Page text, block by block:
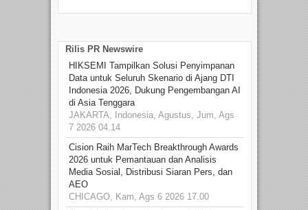
Rilis PR Newswire
HIKSEMI Tampilkan Solusi Penyimpanan
Data untuk Seluruh Skenario di Ajang DTI
Indonesia 2026, Dukung Pengembangan AI
di Asia Tenggara
JAKARTA, Indonesia, Agustus, Jum, Ags
7 2026 04.14
Cision Raih MarTech Breakthrough Awards
2026 untuk Pemantauan dan Analisis
Media Sosial, Distribusi Siaran Pers, dan
AEO
CHICAGO, Kam, Ags 6 2026 17.00